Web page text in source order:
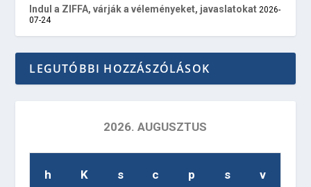
Indul a ZIFFA, várják a véleményeket, javaslatokat 2026-
07-24
LEGUTÓBBI HOZZÁSZÓLÁSOK
2026. AUGUSZTUS
h K s c p s v